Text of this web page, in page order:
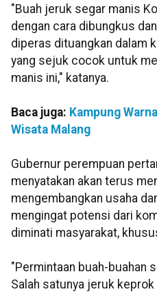
"Buah jeruk segar manis
dengan cara dibungkus
diperas dituangkan dalam
yang sejuk cocok untuk
manis ini," katanya.
Baca juga: Kampung
Wisata Malang
Gubernur perempuan
menyatakan akan terus
mengembangkan usaha
mengingat potensi dari
diminati masyarakat,
"Permintaan buah-buahan
Salah satunya jeruk